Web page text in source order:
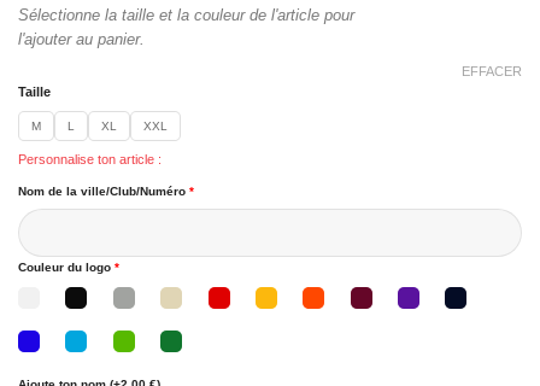
Sélectionne la taille et la couleur de l'article pour
l'ajouter au panier.
Taille
M L XL XXL
EFFACER
Personnalise ton article :
Nom de la ville/Club/Numéro *
Couleur du logo *